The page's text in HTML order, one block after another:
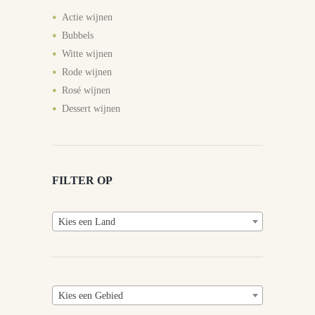
Actie wijnen
Bubbels
Witte wijnen
Rode wijnen
Rosé wijnen
Dessert wijnen
FILTER OP
Kies een Land
Kies een Gebied